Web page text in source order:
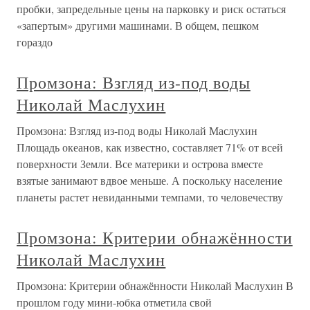
пробки, запредельные цены на парковку и риск остаться
«запертым» другими машинами. В общем, пешком
гораздо
Промзона: Взгляд из-под воды
Николай Маслухин
Промзона: Взгляд из-под воды Николай Маслухин
Площадь океанов, как известно, составляет 71% от всей
поверхности Земли. Все материки и острова вместе
взятые занимают вдвое меньше. А поскольку население
планеты растет невиданными темпами, то человечеству
Промзона: Критерии обнажённости
Николай Маслухин
Промзона: Критерии обнажённости Николай Маслухин В
прошлом году мини-юбка отметила свой